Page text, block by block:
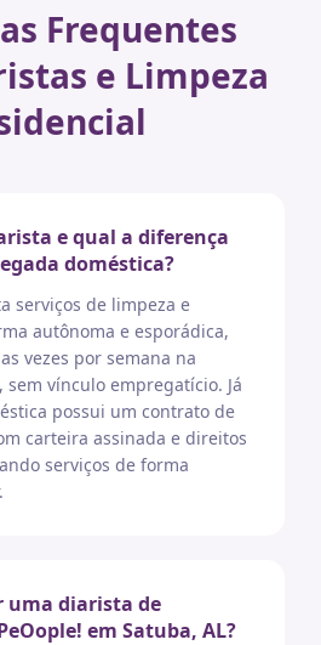
Frequentes
e Limpeza
e qual a diferença
doméstica?
serviços de limpeza e
autônoma e esporádica,
vezes por semana na
sem vínculo empregatício. Já
possui um contrato de
carteira assinada e direitos
serviços de forma
uma diarista de
em Satuba, AL?